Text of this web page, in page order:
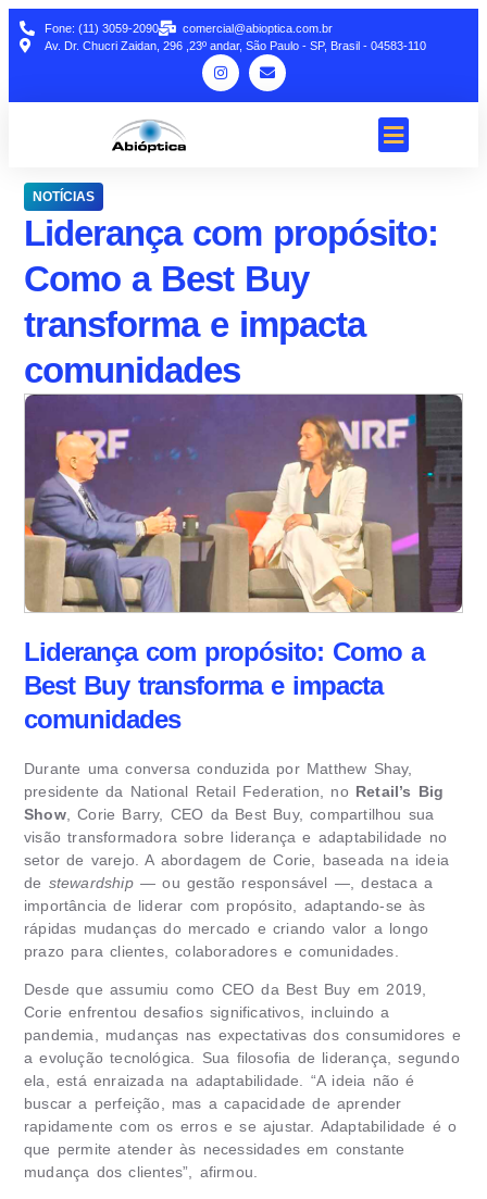
Fone: (11) 3059-2090
comercial@abioptica.com.br
Av. Dr. Chucri Zaidan, 296 ,23º andar, São Paulo - SP, Brasil - 04583-110
NOTÍCIAS
Liderança com propósito:
Como a Best Buy
transforma e impacta
comunidades
Liderança com propósito: Como a
Best Buy transforma e impacta
comunidades
Durante uma conversa conduzida por Matthew Shay,
presidente da National Retail Federation, no Retail’s Big
Show, Corie Barry, CEO da Best Buy, compartilhou sua
visão transformadora sobre liderança e adaptabilidade no
setor de varejo. A abordagem de Corie, baseada na ideia
de stewardship— ou gestão responsável —, destaca a
importância de liderar com propósito, adaptando-se às
rápidas mudanças do mercado e criando valor a longo
prazo para clientes, colaboradores e comunidades.
Desde que assumiu como CEO da Best Buy em 2019,
Corie enfrentou desafios significativos, incluindo a
pandemia, mudanças nas expectativas dos consumidores e
a evolução tecnológica. Sua filosofia de liderança, segundo
ela, está enraizada na adaptabilidade. “A ideia não é
buscar a perfeição, mas a capacidade de aprender
rapidamente com os erros e se ajustar. Adaptabilidade é o
que permite atender às necessidades em constante
mudança dos clientes”, afirmou.